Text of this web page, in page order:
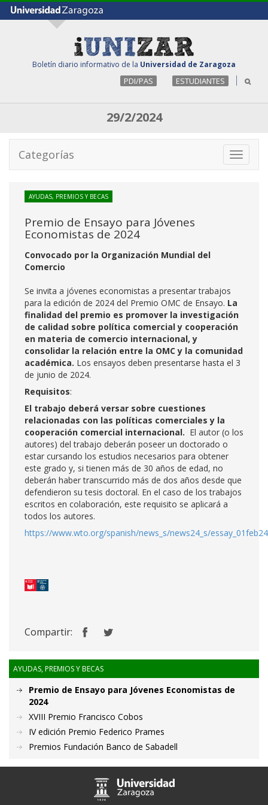
Boletín diario informativo de la Universidad de Zaragoza
PDI/PAS ESTUDIANTES
29/2/2024
Toggle
Categorías
AYUDAS, PREMIOS Y BECAS
Premio de Ensayo para Jóvenes
Economistas de 2024
Convocado por la Organización Mundial del
Comercio
Se invita a jóvenes economistas a presentar trabajos
para la edición de 2024 del Premio OMC de Ensayo. La
finalidad del premio es promover la investigación
de calidad sobre política comercial y cooperación
en materia de comercio internacional, y
consolidar la relación entre la OMC y la comunidad
académica. Los ensayos deben presentarse hasta el 3
de junio de 2024.
Requisitos:
El trabajo deberá versar sobre cuestiones
relacionadas con las políticas comerciales y la
cooperación comercial internacional. El autor (o los
autores) del trabajo deberán poseer un doctorado o
estar cursando los estudios necesarios para obtener
este grado y, si tienen más de 30 años de edad, no
deberán haber transcurrido más de dos años desde que
defendieron su tesis doctoral. En el caso de los trabajos
escritos en colaboración, este requisito se aplicará a
todos los autores.
https://www.wto.org/spanish/news_s/news24_s/
Compartir:
AYUDAS, PREMIOS Y BECAS
Premio de Ensayo para Jóvenes Economistas de
2024
XVIII Premio Francisco Cobos
IV edición Premio Federico Prames
Premios Fundación Banco de Sabadell